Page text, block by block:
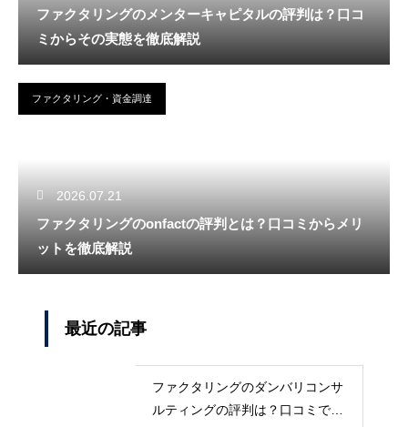
ファクタリングのメンターキャピタルの評判は？口コ
ミからその実態を徹底解説
ファクタリング・資金調達
2026.07.21
ファクタリングのonfactの評判とは？口コミからメリ
ットを徹底解説
最近の記事
ファクタリングのダンバリコンサ
ルティングの評判は？口コミで実